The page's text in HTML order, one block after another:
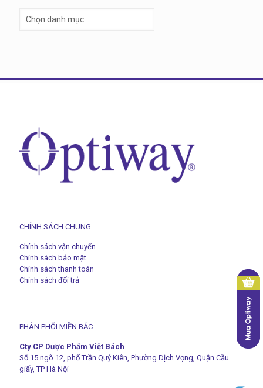
rát
CHÍNH SÁCH CHUNG
Chính sách vận chuyển
Chính sách bảo mật
Chính sách thanh toán
Chính sách đổi trả
PHÂN PHỐI MIỀN BẮC
Cty CP Dược Phẩm Việt Bách
Số 15 ngõ 12, phố Trần Quý Kiên, Phường Dịch Vọng, Quận Cầu
giấy, TP Hà Nội